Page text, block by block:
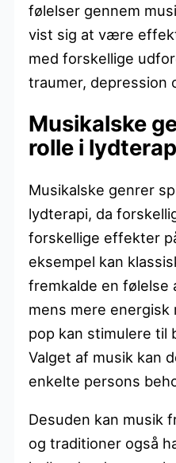
følelser gennem
vist sig at være
med forskellige
traumer, depression
Musikalske
rolle i
Musikalske genrer
lydterapi, da
forskellige effekter
eksempel kan
fremkalde en følelse
mens mere energisk
pop kan stimulere
Valget af musik kan
enkelte persons
Desuden kan musik
og traditioner også